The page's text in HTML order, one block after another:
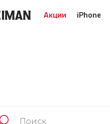
iPhone
Акции